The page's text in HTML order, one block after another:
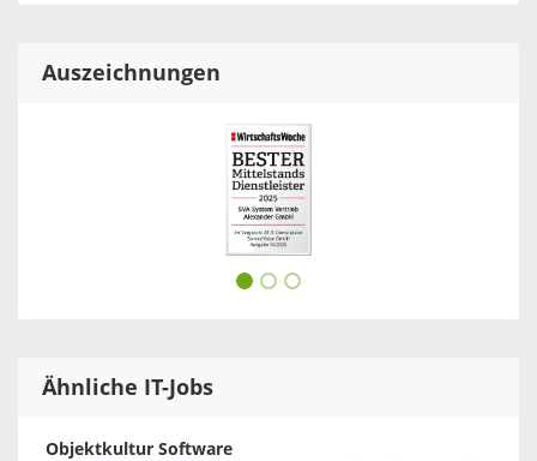
Auszeichnungen
Ähnliche IT-Jobs
Objektkultur Software